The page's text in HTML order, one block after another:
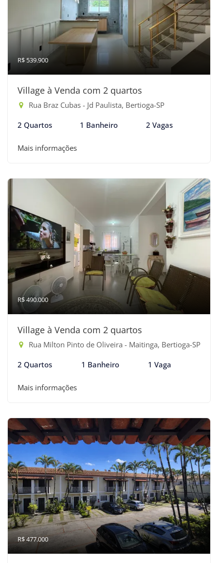
R$ 539.900
Village à Venda com 2 quartos
Rua Braz Cubas - Jd Paulista, Bertioga-SP
2 Quartos 1 Banheiro 2 Vagas
Mais informações
R$ 490.000
Village à Venda com 2 quartos
Rua Milton Pinto de Oliveira - Maitinga, Bertioga-SP
2 Quartos 1 Banheiro 1 Vaga
Mais informações
R$ 477.000